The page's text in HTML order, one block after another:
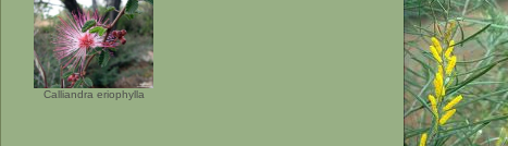
Calliandra eriophylla